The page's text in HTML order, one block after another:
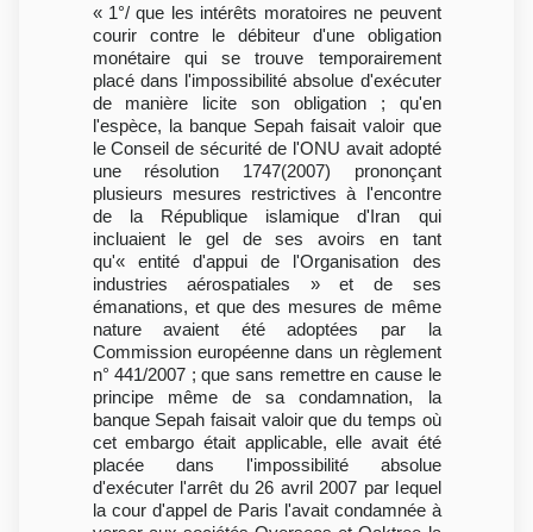
« 1°/ que les intérêts moratoires ne peuvent
courir contre le débiteur d'une obligation
monétaire qui se trouve temporairement
placé dans l'impossibilité absolue d'exécuter
de manière licite son obligation ; qu'en
l'espèce, la banque Sepah faisait valoir que
le Conseil de sécurité de l'ONU avait adopté
une résolution 1747(2007) prononçant
plusieurs mesures restrictives à l'encontre
de la République islamique d'Iran qui
incluaient le gel de ses avoirs en tant
qu'« entité d'appui de l'Organisation des
industries aérospatiales » et de ses
émanations, et que des mesures de même
nature avaient été adoptées par la
Commission européenne dans un règlement
n° 441/2007 ; que sans remettre en cause le
principe même de sa condamnation, la
banque Sepah faisait valoir que du temps où
cet embargo était applicable, elle avait été
placée dans l'impossibilité absolue
d'exécuter l'arrêt du 26 avril 2007 par lequel
la cour d'appel de Paris l'avait condamnée à